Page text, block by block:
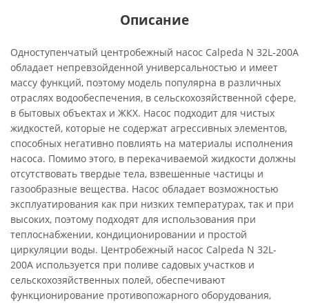
Описание
Одноступенчатый центробежный насос Calpeda N 32L-200A
обладает непревзойденной универсальностью и имеет
массу функций, поэтому модель популярна в различных
отраслях водообеспечения, в сельскохозяйственной сфере,
в бытовых объектах и ЖКХ. Насос подходит для чистых
жидкостей, которые не содержат агрессивных элементов,
способных негативно повлиять на материалы исполнения
насоса. Помимо этого, в перекачиваемой жидкости должны
отсутствовать твердые тела, взвешенные частицы и
газообразные вещества. Насос обладает возможностью
эксплуатирования как при низких температурах, так и при
высоких, поэтому подходят для использования при
теплоснабжении, кондиционировании и простой
циркуляции воды. Центробежный насос Calpeda N 32L-
200A используется при поливе садовых участков и
сельскохозяйственных полей, обеспечивают
функционирование противопожарного оборудования,